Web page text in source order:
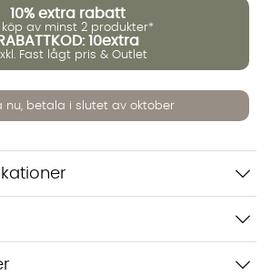
10% extra rabatt
av minst 2 produkter*
10extra
Fast lågt pris & Outlet
nu, betala i slutet av oktober
att svara på dina frågor. Konversationen
med tredje part. Läs mer i vår
integritetspolicy.
Starta chatten